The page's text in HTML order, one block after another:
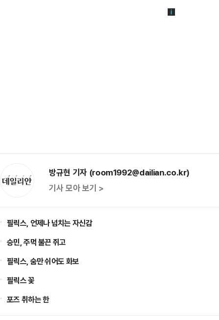
방규현 기자 (room1992@dailian.co.kr)
기사 모아 보기 >
필릭스, 언제나 넘치는 자신감
승민, 주먹 불끈 쥐고
필릭스, 숨만 쉬어도 화보
필릭스 꽃
포즈 취하는 한